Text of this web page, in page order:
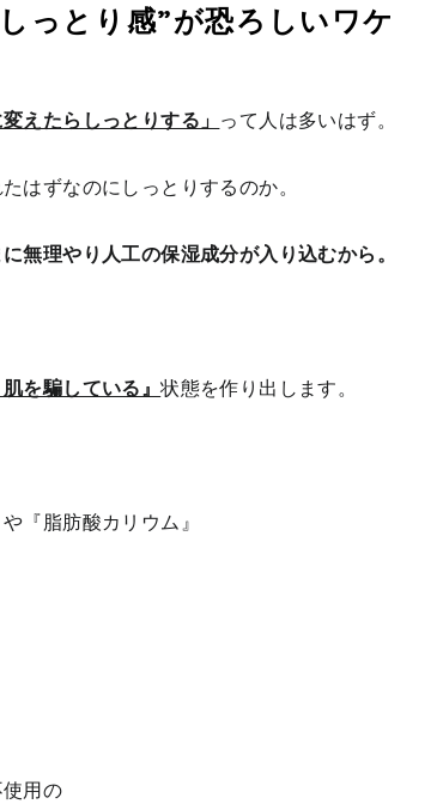
っとり感”が恐ろしいワケ
えたらしっとりする」 って人は多いはず。
はずなのにしっとりするのか。
無理やり人工の保湿成分が入り込むから。
を騙している』状態を作り出します。
『脂肪酸カリウム』
用の